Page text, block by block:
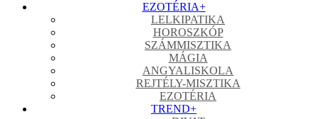
EZOTÉRIA+
LELKIPATIKA
HOROSZKÓP
SZÁMMISZTIKA
MÁGIA
ANGYALISKOLA
REJTÉLY-MISZTIKA
EZOTÉRIA
TREND+